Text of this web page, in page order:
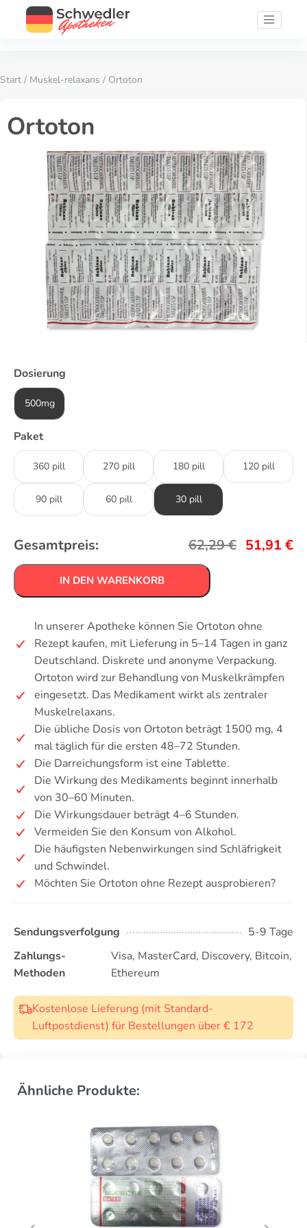
Start / Muskel-relaxans / Ortoton
Ortoton
Dosierung
500mg
Paket
360 pill 270 pill 180 pill 120 pill
90 pill 60 pill 30 pill
Gesamtpreis: 62,29€ 51,91 €
IN DEN WARENKORB
In unserer Apotheke können Sie Ortoton ohne
Rezept kaufen, mit Lieferung in 5–14 Tagen in ganz
Deutschland. Diskrete und anonyme Verpackung.
Ortoton wird zur Behandlung von Muskelkrämpfen
eingesetzt. Das Medikament wirkt als zentraler
Muskelrelaxans.
Die übliche Dosis von Ortoton beträgt 1500 mg, 4
mal täglich für die ersten 48–72 Stunden.
Die Darreichungsform ist eine Tablette.
Die Wirkung des Medikaments beginnt innerhalb
von 30–60 Minuten.
Die Wirkungsdauer beträgt 4–6 Stunden.
Vermeiden Sie den Konsum von Alkohol.
Die häufigsten Nebenwirkungen sind Schläfrigkeit
und Schwindel.
Möchten Sie Ortoton ohne Rezept ausprobieren?
Sendungsverfolgung
5-9 Tage
Zahlungs-
Methoden
Visa, MasterCard, Discovery, Bitcoin,
Ethereum
Kostenlose Lieferung (mit Standard-
Luftpostdienst) für Bestellungen über € 172
Ähnliche Produkte: